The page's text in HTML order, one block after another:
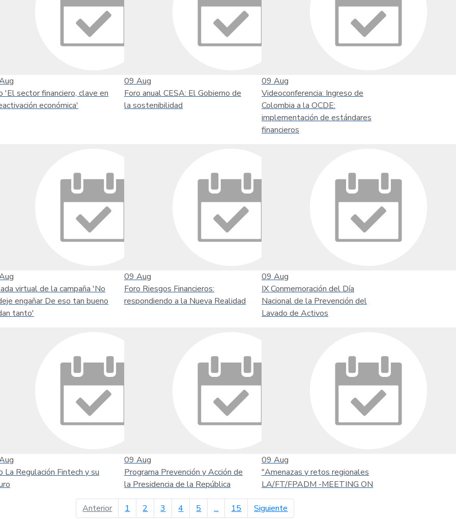
'El sector financiero, clave en
económica'
09 Aug
Foro anual CESA: El Gobierno de
la sostenibilidad
09 Aug
Videoconferencia: Ingreso de
Colombia a la OCDE:
implementación de estándares
financieros
virtual de la campaña 'No
engañar De eso tan bueno
tanto'
09 Aug
Foro Riesgos Financieros:
respondiendo a la Nueva Realidad
09 Aug
IX Conmemoración del Día
Nacional de la Prevención del
Lavado de Activos
La Regulación Fintech y su
09 Aug
Programa Prevención y Acción de
la Presidencia de la República
09 Aug
"Amenazas y retos regionales
LA/FT/FPADM -MEETING ON
Anteriorpágina anterior
1 2 3 4 5 ... 15 Siguiente